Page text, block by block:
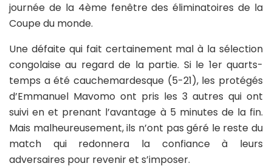
journée de la 4ème fenêtre des éliminatoires de la
Coupe du monde.
Une défaite qui fait certainement mal à la sélection
congolaise au regard de la partie. Si le 1er quarts-
temps a été cauchemardesque (5-21), les protégés
d’Emmanuel Mavomo ont pris les 3 autres qui ont
suivi en et prenant l’avantage à 5 minutes de la fin.
Mais malheureusement, ils n’ont pas géré le reste du
match qui redonnera la confiance à leurs
adversaires pour revenir et s’imposer.